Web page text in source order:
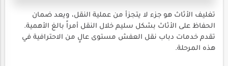
تغليف الأثاث هو جزء لا يتجزأ من عملية النقل، ويعد ضمان
الحفاظ على الأثاث بشكل سليم خلال النقل أمراً بالغ الأهمية.
تقدم خدمات دباب نقل العفش مستوى عالٍ من الاحترافية في
هذه المرحلة.